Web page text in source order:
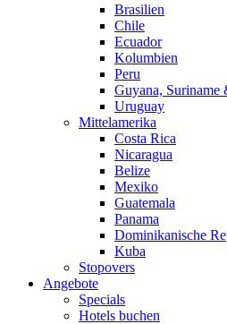
Brasilien
Chile
Ecuador
Kolumbien
Peru
Guyana, Suriname
Uruguay
Mittelamerika
Costa Rica
Nicaragua
Belize
Mexiko
Guatemala
Panama
Dominikanische
Kuba
Stopovers
Angebote
Specials
Hotels buchen